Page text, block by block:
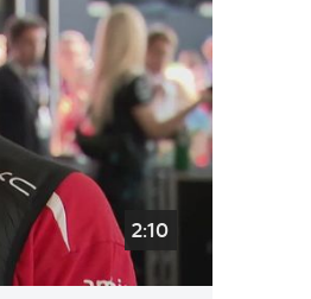
2:10